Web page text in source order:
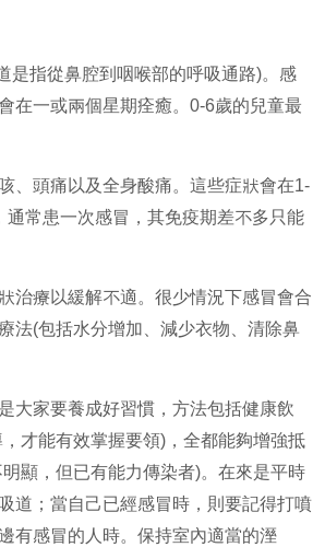
是指從鼻腔到咽喉部的呼吸通路)。感
在一或兩個星期痊癒。0-6歲的兒童最
、頭痛以及全身酸痛。這些症狀會在1-
常患一次感冒，其免疫期差不多只能
治療以緩解不適。很少情況下感冒會合
法(包括水分增加、減少衣物、清除鼻
大家要養成好習慣，方法包括健康飲
才能有效掌握要領)，全都能夠增強抵
顯，但已有能力傳染者)。在來是平時
道；當自己已經感冒時，則要記得打噴
有感冒的人時。保持室內適當的溼